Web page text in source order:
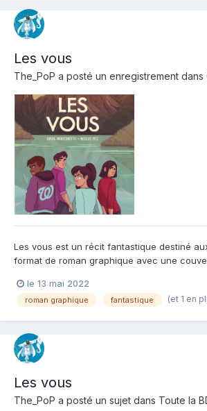
Les vous
The_PoP a posté un enregistrement dans
Les vous est un récit fantastique destiné
format de roman graphique avec une
Morosinotto et si vous me connaissez vous
plutôt friand des adaptations de bons
le 13 mai 2022
roman graphique fantastique (et 1 en
Les vous
The_PoP a posté un sujet dans Toute la